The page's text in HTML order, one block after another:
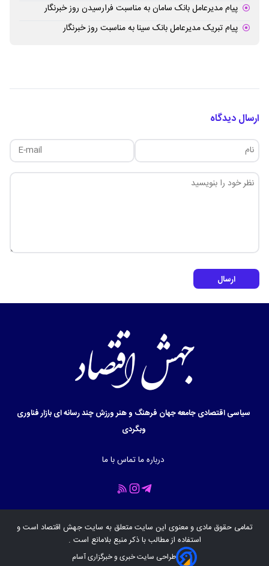
پیام مدیرعامل بانک سامان به مناسبت فرارسیدن روز خبرنگار
پیام تبریک مدیرعامل بانک سینا به مناسبت روز خبرنگار
ارسال دیدگاه
ارسال
سیاسیاقتصادیجامعهجهان فرهنگ و هنرورزشچند رسانه ایبازارفناوری
وبگردی
درباره ماتماس با ما
تمامی حقوق مادی و معنوی این سایت متعلق به سایتجهش اقتصاد است و
استفاده از مطالب با ذکر منبع بلامانع است .
طراحی سایت خبری و خبرگزاری آسام